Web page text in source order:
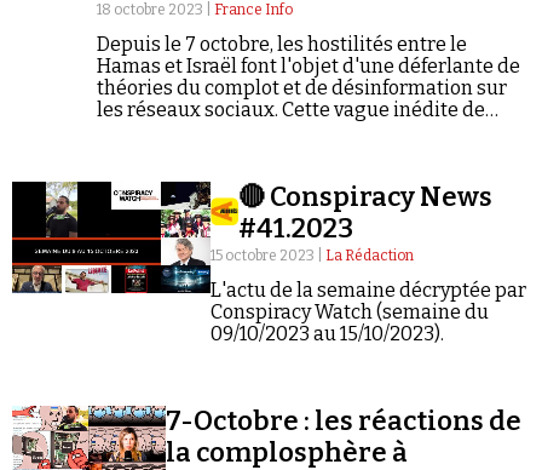
18 octobre 2023 | France Info
Depuis le 7 octobre, les hostilités entre le
Hamas et Israël font l'objet d'une déferlante de
théories du complot et de désinformation sur
les réseaux sociaux. Cette vague inédite de
🔴 Conspiracy News
#41.2023
15 octobre 2023 | La Rédaction
L'actu de la semaine décryptée par
Conspiracy Watch (semaine du
09/10/2023 au 15/10/2023).
7-Octobre : les réactions de
la complosphère à